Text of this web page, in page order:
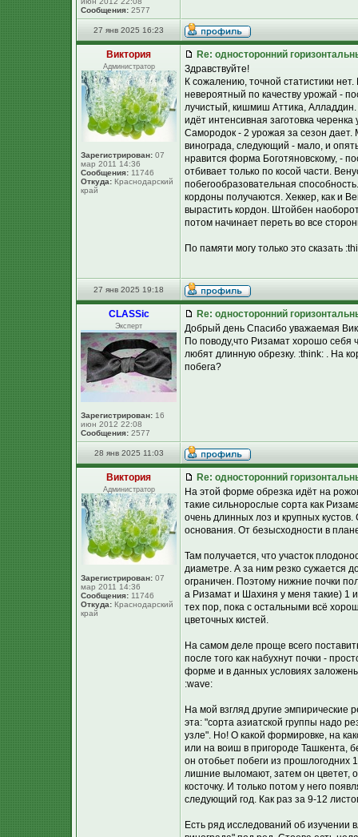
Сообщения: 2577
27 янв 2025 16:23
Виктория
Администратор
Зарегистрирован: 07
мар 2011 14:36
Сообщения: 11746
Откуда: Краснодарский
край
Re: односторонний
Здравствуйте!
К сожалению, точной статистики
невероятный по качеству урожай -
лучистый, кишмиш Аттика, Алладдин.
идёт интенсивная заготовка
Самородок - 2 урожая за сезон дает.
винограда, следующий - мало, и
нравится форма Боготяновскому, -
отбивает только по косой части.
побегообразовательная
кордоны получаются. Хеккер, как и
вырастить кордон. Штойбен
потом начинает переть во все
По памяти могу только это сказать
27 янв 2025 19:18
CLASSic
Эксперт
Зарегистрирован: 16
июн 2012 22:08
Сообщения: 2577
Re: односторонний
Добрый день Спасибо уважаемая
По поводу,что Ризамат хорошо себя
любят длинную обрезку. :think: . На
побега?
28 янв 2025 11:03
Виктория
Администратор
Зарегистрирован: 07
мар 2011 14:36
Сообщения: 11746
Откуда: Краснодарский
край
Re: односторонний
На этой форме обрезка идёт на
такие сильнорослые сорта как
очень длинных лоз и крупных
основания. От безысходности в
Там получается, что участок
диаметре. А за ним резко сужается
ограничен. Поэтому нижние почки
а Ризамат и Шахиня у меня такие) 1
тех пор, пока с остальными всё
цветочных кистей.
На самом деле проще всего
после того как набухнут почки -
форме и в данных условиях заложены
:wave:
На мой взгляд другие эмпирические
эта: "сорта азиатской группы надо
узле". Но! О какой формировке, на
или на воиш в пригороде Ташкента,
он отобьет побеги из прошлогодних
лишние выломают, затем он цветет,
косточку. И только потом у него
следующий год. Как раз за 9-12
Есть ряд исследований об изучении